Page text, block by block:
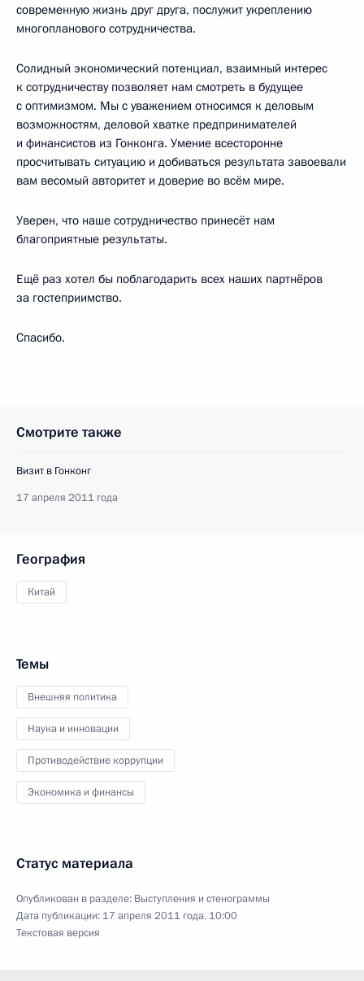
современную жизнь друг друга, послужит укреплению
многопланового сотрудничества.
Солидный экономический потенциал, взаимный интерес
к сотрудничеству позволяет нам смотреть в будущее
с оптимизмом. Мы с уважением относимся к деловым
возможностям, деловой хватке предпринимателей
и финансистов из Гонконга. Умение всесторонне
просчитывать ситуацию и добиваться результата завоевали
вам весомый авторитет и доверие во всём мире.
Уверен, что наше сотрудничество принесёт нам
благоприятные результаты.
Ещё раз хотел бы поблагодарить всех наших партнёров
за гостеприимство.
Спасибо.
Смотрите также
Визит в Гонконг
17 апреля 2011 года
География
Китай
Темы
Внешняя политика
Наука и инновации
Противодействие коррупции
Экономика и финансы
Статус материала
Опубликован в разделе: Выступления и стенограммы
Дата публикации: 17 апреля 2011 года, 10:00
Текстовая версия